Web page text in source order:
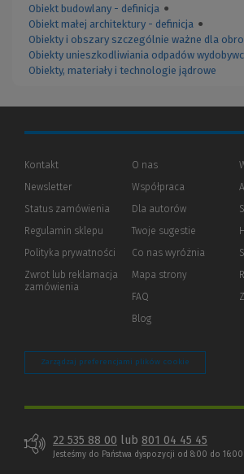
Obiekt budowlany - definicja ●
Obiekt małej architektury - definicja ●
Obiekty i obszary szczególnie ważne dla
Obiekty unieszkodliwiania odpadów
Obiekty, materiały i technologie jądrowe
Kontakt
Newsletter
Status zamówienia
Regulamin sklepu
Polityka prywatności (Nowe
(Link
innej
Zwrot lub reklamacja
zamówienia
O nas
Współpraca
Dla autorów(Nowe
(Link
innej
Twoje sugestie
Co nas wyróżnia
Mapa strony
FAQ
Blog
Zarządzaj preferencjami plików cookie
22 535 88 00 lub 801 04 45 45
Jesteśmy do Państwa dyspozycji od 8:00 do 16:00